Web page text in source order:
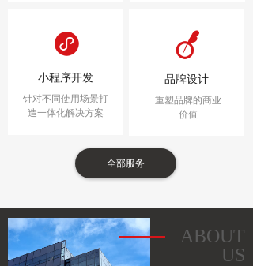
重塑品牌的商业
价值
品牌设计
小程序开发
针对不同使用场景打
造一体化解决方案
全部服务
ABOUT
US